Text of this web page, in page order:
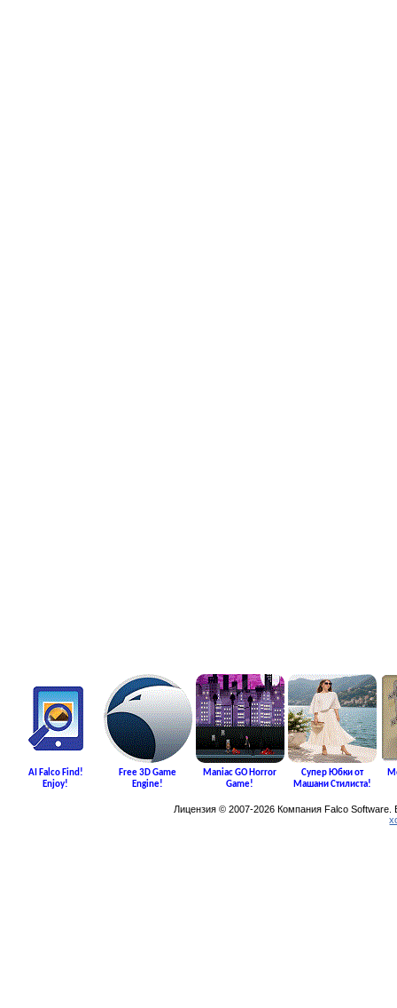
AI Falco Find!
Enjoy!
Free 3D Game
Engine!
Maniac GO Horror
Game!
Супер Юбки от
Машани Стилиста!
Лицензия © 2007-2026 Компания Falco